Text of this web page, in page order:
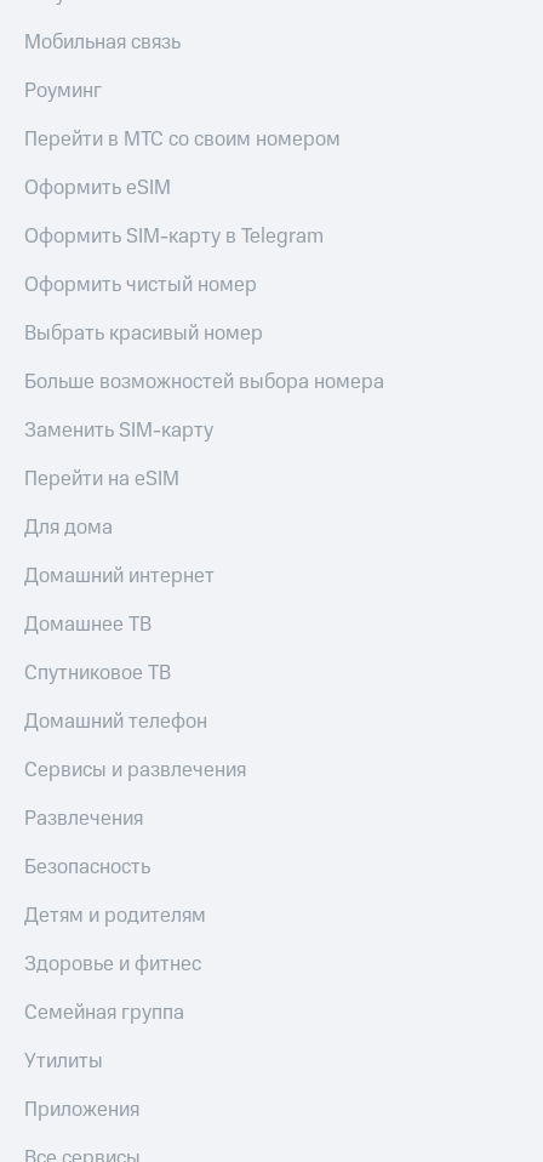
Мобильная связь
Роуминг
Перейти в МТС со своим номером
Оформить eSIM
Оформить SIM-карту в Telegram
Оформить чистый номер
Выбрать красивый номер
Больше возможностей выбора номера
Заменить SIM-карту
Перейти на eSIM
Для дома
Домашний интернет
Домашнее ТВ
Спутниковое ТВ
Домашний телефон
Сервисы и развлечения
Развлечения
Безопасность
Детям и родителям
Здоровье и фитнес
Семейная группа
Утилиты
Приложения